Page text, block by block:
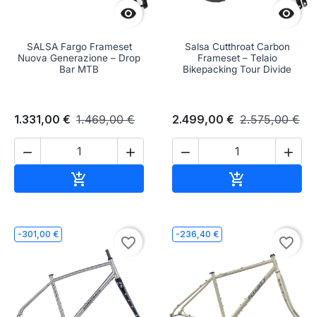

SALSA Fargo Frameset
Nuova Generazione – Drop
Bar MTB
1.331,00 € 1.469,00 €
 


Salsa Cutthroat Carbon
Frameset – Telaio
Bikepacking Tour Divide
2.499,00 € 2.575,00 €
 

-301,00 €
favorite_border
-236,40 €
favorite_border